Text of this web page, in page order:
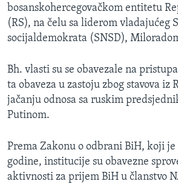
bosanskohercegovačkom entitetu
(RS), na čelu sa liderom vladajućeg
socijaldemokrata (SNSD),
Bh. vlasti su se obavezale na
ta obaveza u zastoju zbog stavova iz
jačanju odnosa sa ruskim
Putinom.
Prema Zakonu o odbrani BiH, koji je
godine, institucije su obavezne
aktivnosti za prijem BiH u članstvo